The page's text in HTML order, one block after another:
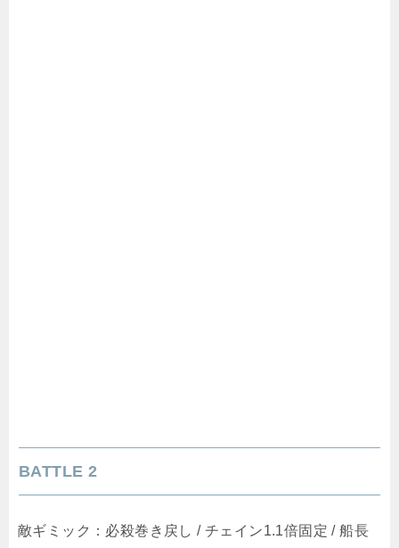
BATTLE 2
敵ギミック：必殺巻き戻し / チェイン1.1倍固定 / 船長